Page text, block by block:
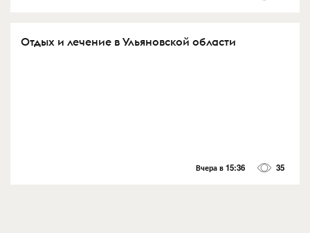
Отдых и лечение в Ульяновской области
Вчера в 15:36 35